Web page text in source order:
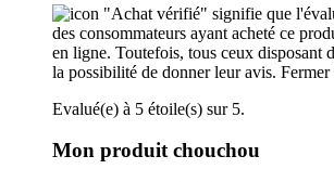
"Achat vérifié" signifie que
des consommateurs ayant acheté ce
en ligne. Toutefois, tous ceux disposant
la possibilité de donner leur avis. Fermer
Evalué(e) à 5 étoile(s) sur 5.
Mon produit chouchou